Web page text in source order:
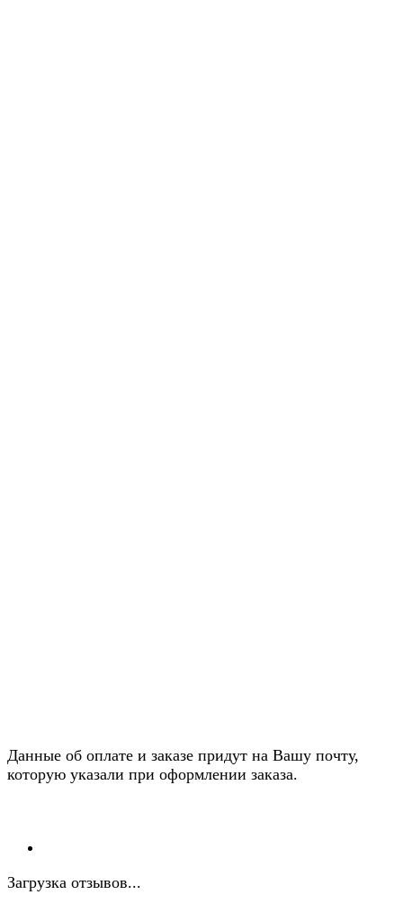
Данные об оплате и заказе придут на Вашу почту,
которую указали при оформлении заказа.
Загрузка отзывов...